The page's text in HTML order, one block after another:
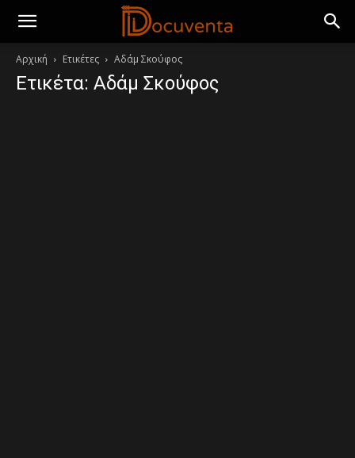
Αρχική Ετικέτες Αδάμ Σκούφος
Ετικέτα: Αδάμ Σκούφος